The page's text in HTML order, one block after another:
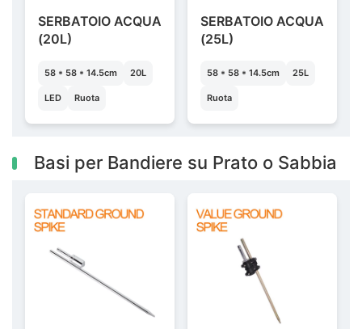
SERBATOIO ACQUA
(20L)
58 * 58 * 14.5cm 20L
LED Ruota
SERBATOIO ACQUA
(25L)
58 * 58 * 14.5cm 25L
Ruota
Basi per Bandiere su Prato o Sabbia